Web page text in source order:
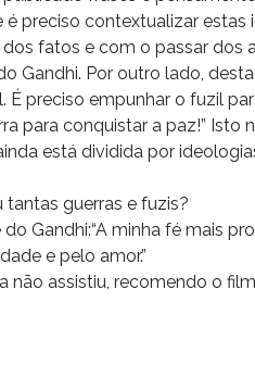
é preciso contextualizar estas
fatos e com o passar dos
Gandhi. Por outro lado,
É preciso empunhar o fuzil
para conquistar a paz!” Isto
está dividida por
tantas guerras e fuzis?
do Gandhi:“A minha fé mais
e pelo amor.”
não assistiu, recomendo o